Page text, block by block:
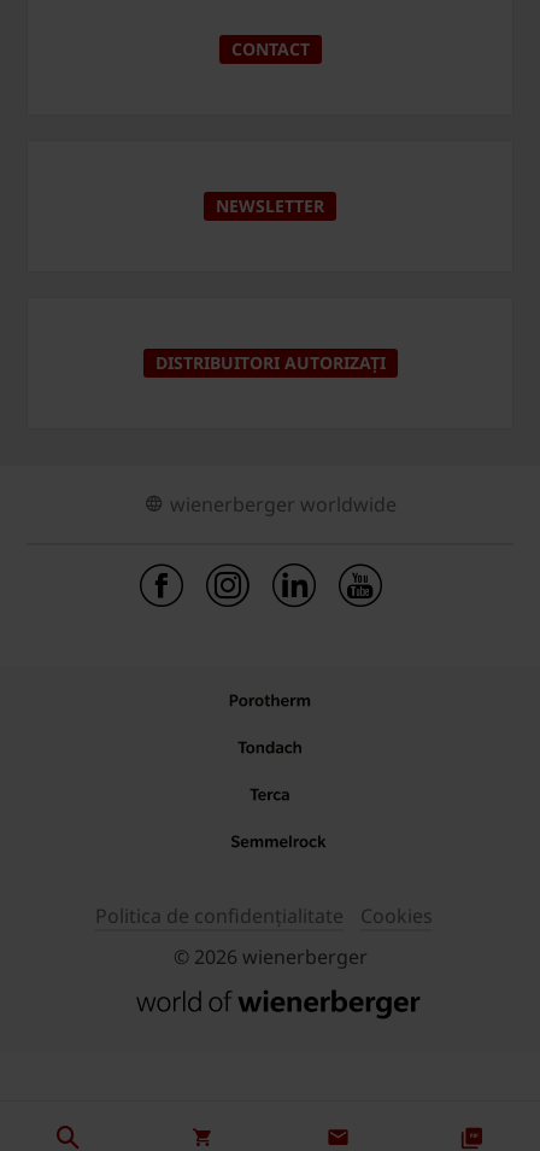
CONTACT
NEWSLETTER
DISTRIBUITORI AUTORIZAȚI
wienerberger worldwide
Politica de confidențialitate
Cookies
© 2026 wienerberger